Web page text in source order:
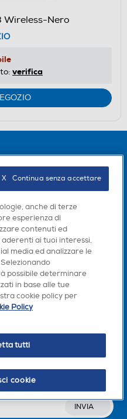
Wireless-Nero
verifica
INVIA
anche di terze
esperienza di
contenuti ed
ai tuoi interessi,
media ed analizzare le
possibile determinare
in base alle tue
cookie policy per
Policy
tutti
cookie
X   Continua senza accettare